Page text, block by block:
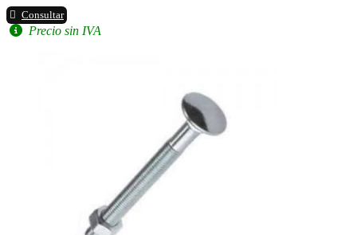
Consultar
Precio sin IVA